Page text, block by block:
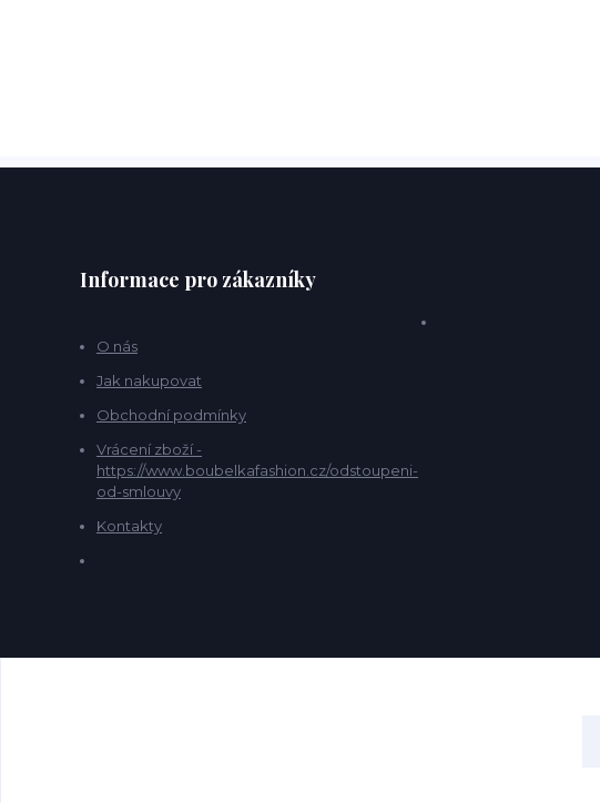
Informace pro zákazníky
O nás
Jak nakupovat
Obchodní podmínky
Vrácení zboží -
https://www.boubelkafashion.cz/odstoupeni-
od-smlouvy
Kontakty